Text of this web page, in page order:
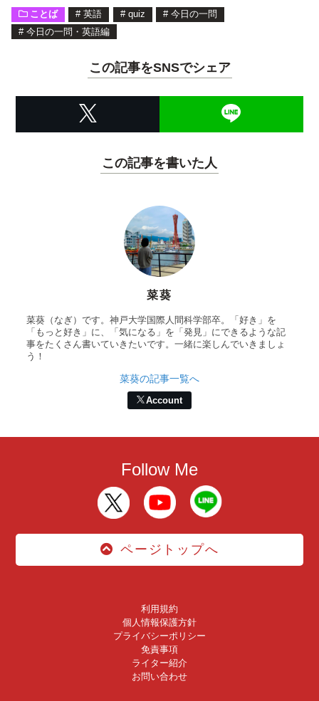
ことば # 英語 # quiz # 今日の一問
# 今日の一問・英語編
この記事をSNSでシェア
この記事を書いた人
菜葵
菜葵（なぎ）です。神戸大学国際人間科学部卒。「好き」を
「もっと好き」に、「気になる」を「発見」にできるような記
事をたくさん書いていきたいです。一緒に楽しんでいきましょ
う！
菜葵の記事一覧へ
Account
Follow Me
ページトップへ
利用規約
個人情報保護方針
プライバシーポリシー
免責事項
ライター紹介
お問い合わせ